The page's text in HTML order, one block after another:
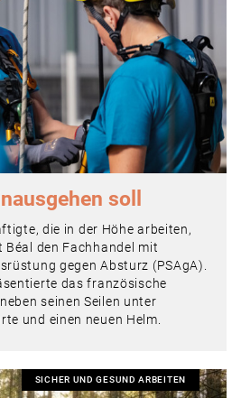
soll
die in der Höhe arbeiten,
den Fachhandel mit
gegen Absturz (PSAgA).
das französische
seinen Seilen unter
und einen neuen Helm.
SICHER UND GESUND ARBEITEN